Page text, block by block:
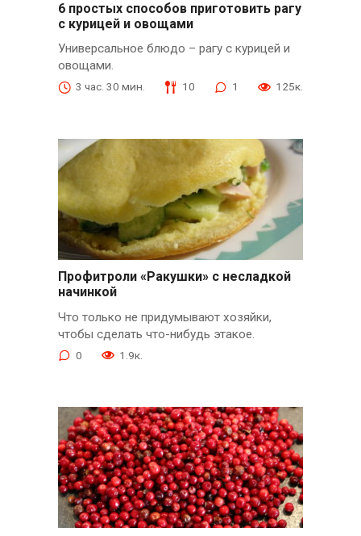
6 простых способов приготовить рагу
с курицей и овощами
Универсальное блюдо – рагу с курицей и
овощами.
3 час. 30 мин. 10 1 125к.
Профитроли «Ракушки» с несладкой
начинкой
Что только не придумывают хозяйки,
чтобы сделать что-нибудь этакое.
0 1.9к.